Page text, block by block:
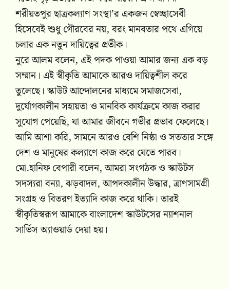
শরীয়তপুর ছাত্রকল্যাণ সংস্থা’র একজন স্বেচ্ছাসেবী
হিসেবেই শুধু গৌরবের নয়, বরং মানবতার পথে এগিয়ে
চলার এক নতুন দায়িত্বের প্রতীক।
নুরে আলম বলেন, এই পদক পাওয়া আমার জন্য এক বড়
সম্মান। এই স্বীকৃতি আমাকে আরও দায়িত্বশীল করে
তুলেছে। স্কাউট আন্দোলনের মাধ্যমে সমাজসেবা,
দুর্যোগকালীন সহায়তা ও মানবিক কার্যক্রমে কাজ করার
সুযোগ পেয়েছি, যা আমার জীবনে গভীর প্রভাব ফেলেছে।
আমি আশা করি, সামনে আরও বেশি নিষ্ঠা ও সততার সঙ্গে
দেশ ও মানুষের কল্যাণে কাজ করে যেতে পারব।
মো.হানিফ বেপারী বলেন, আমরা সংগঠক ও স্কাউটস
সদস্যরা বন্যা, ঝড়বাদল, আপদকালীন উদ্ধার, ত্রাণসামগ্রী
সংগ্রহ ও বিতরণ ইত্যাদি কাজ করে থাকি। তারই
স্বীকৃতিস্বরূপ আমাকে বাংলাদেশ স্কাউটসের ন্যাশনাল
সার্ভিস অ্যাওয়ার্ড দেয়া হয়।